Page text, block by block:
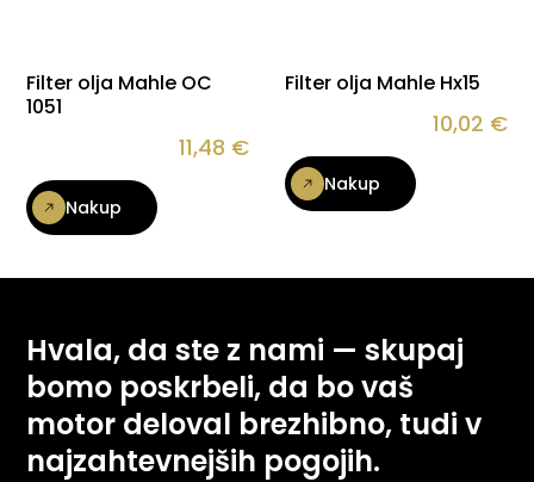
Filter olja Mahle OC
1051
11,48 €
Nakup
Filter olja Mahle Hx15
10,02 €
Nakup
Hvala, da ste z nami — skupaj
bomo poskrbeli, da bo vaš
motor deloval brezhibno, tudi v
najzahtevnejših pogojih.